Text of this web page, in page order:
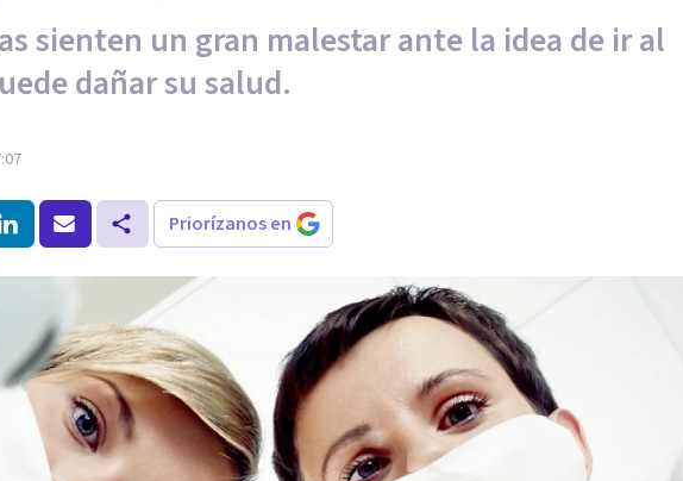
sienten un gran malestar ante la idea de ir al
dañar su salud.
Priorízanos en